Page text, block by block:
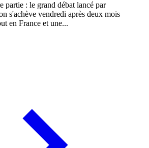
partie : le grand débat lancé par
s'achève vendredi après deux mois
en France et une...